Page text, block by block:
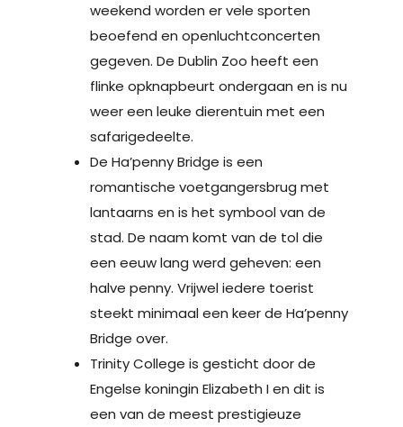
weekend worden er vele sporten
beoefend en openluchtconcerten
gegeven. De Dublin Zoo heeft een
flinke opknapbeurt ondergaan en is nu
weer een leuke dierentuin met een
safarigedeelte.
De Ha’penny Bridge is een
romantische voetgangersbrug met
lantaarns en is het symbool van de
stad. De naam komt van de tol die
een eeuw lang werd geheven: een
halve penny. Vrijwel iedere toerist
steekt minimaal een keer de Ha’penny
Bridge over.
Trinity College is gesticht door de
Engelse koningin Elizabeth I en dit is
een van de meest prestigieuze